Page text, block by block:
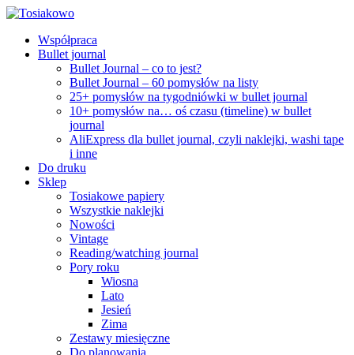
Współpraca
Bullet journal
Bullet Journal – co to jest?
Bullet Journal – 60 pomysłów na listy
25+ pomysłów na tygodniówki w bullet journal
10+ pomysłów na… oś czasu (timeline) w bullet
journal
AliExpress dla bullet journal, czyli naklejki, washi tape
i inne
Do druku
Sklep
Tosiakowe papiery
Wszystkie naklejki
Nowości
Vintage
Reading/watching journal
Pory roku
Wiosna
Lato
Jesień
Zima
Zestawy miesięczne
Do planowania